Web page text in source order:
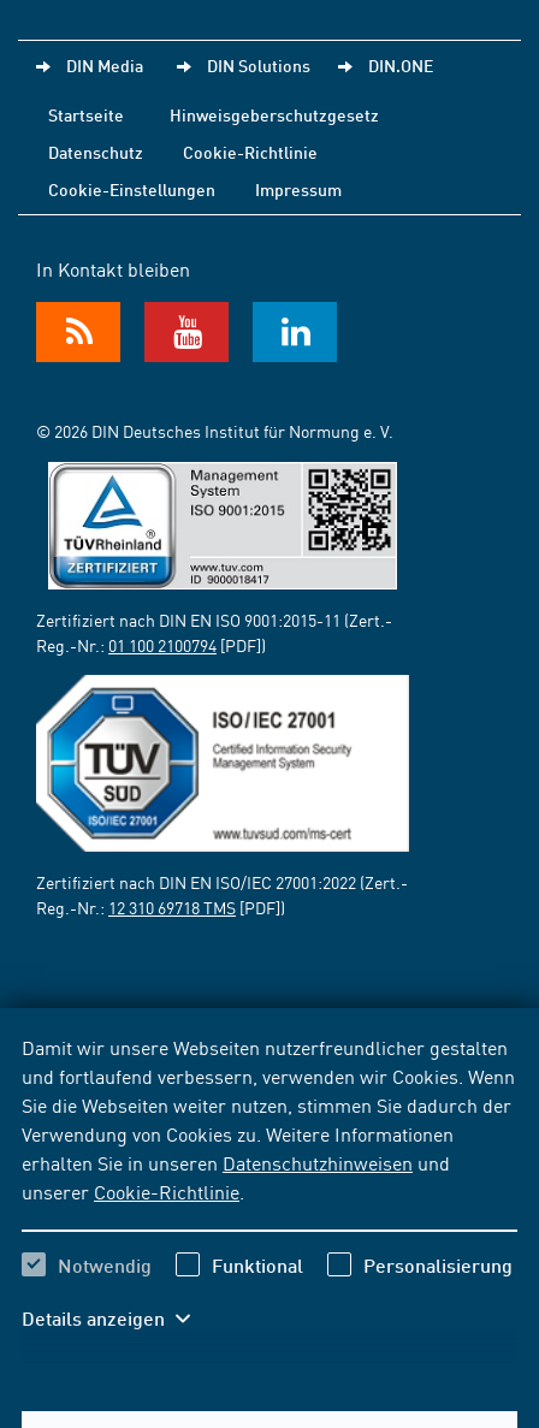
Damit wir unsere Webseiten nutzerfreundlicher gestalten
und fortlaufend verbessern, verwenden wir Cookies. Wenn
Sie die Webseiten weiter nutzen, stimmen Sie dadurch der
Verwendung von Cookies zu. Weitere Informationen
erhalten Sie in unseren Datenschutzhinweisen und
unserer Cookie-Richtlinie
Notwendig Funktional Personalisierung
Details anzeigen
DIN Media DIN Solutions DIN.ONE
Startseite
Hinweisgeberschutzgesetz
Datenschutz
Cookie-Richtlinie
Cookie-Einstellungen
Impressum
In Kontakt bleiben
© 2026 DIN Deutsches Institut für Normung e. V.
Zertifiziert nach DIN EN ISO 9001:2015-11 (Zert.-
Reg.-Nr.: 01 100 2100794 [PDF])
Zertifiziert nach DIN EN ISO/IEC 27001:2022 (Zert.-
Reg.-Nr.: 12 310 69718 TMS [PDF])